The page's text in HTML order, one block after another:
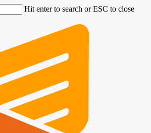
Hit enter to search or ESC to close